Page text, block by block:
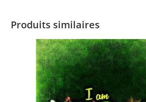
Produits similaires